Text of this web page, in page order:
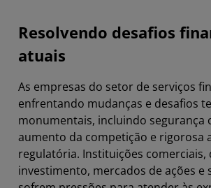
Resolvendo desafios
atuais
As empresas do setor de serviços
enfrentando mudanças e desafios
monumentais, incluindo segurança
aumento da competição e rigorosa
regulatória. Instituições comerciais,
investimento, mercados de ações e